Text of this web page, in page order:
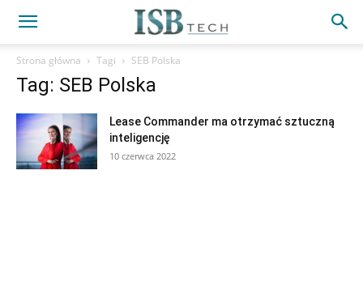
Strona główna Tagi SEB Polska
Tag: SEB Polska
Lease Commander ma otrzymać sztuczną
inteligencję
10 czerwca 2022